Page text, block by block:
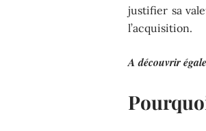
justifier sa
l’acquisition.
A découvrir